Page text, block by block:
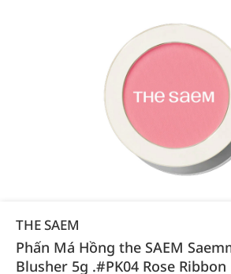
THE SAEM
Phấn Má Hồng the SAEM
Blusher 5g .#PK04 Rose Ribbon